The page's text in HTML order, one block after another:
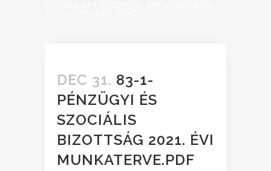
DEC 31. 83-1-
PÉNZÜGYI ÉS
SZOCIÁLIS
BIZOTTSÁG 2021. ÉVI
MUNKATERVE.PDF